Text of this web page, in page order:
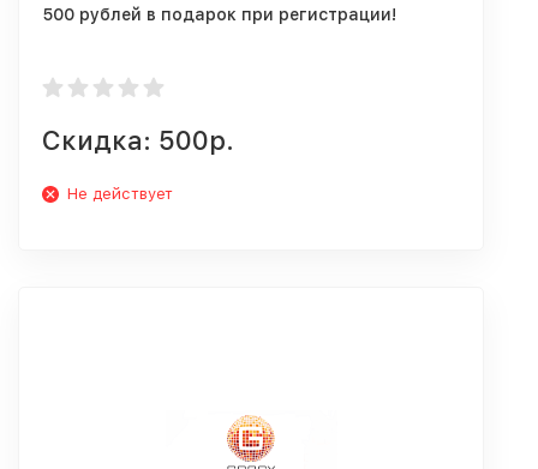
500 рублей в подарок при регистрации!
Скидка: 500р.
Не действует